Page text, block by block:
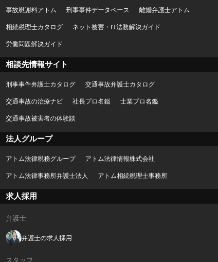
事故慰謝料アトム 刑事事件データベース 離婚弁護士アトム
相続税理士カタログ ネット被害・IT法務解決ガイド
労働問題解決ガイド
相談先情報サイト
刑事事件弁護士カタログ 交通事故弁護士カタログ
交通事故の治療ナビ 社長プロ名鑑 士業プロ名鑑
交通事故被害者の体験談
法人グループ
アトム法律税務グループ アトム法律情報株式会社
アトム法律事務所弁護士法人 アトム相続税理士事務所
求人採用
弁護士
弁護士の求人採用
スタッフ